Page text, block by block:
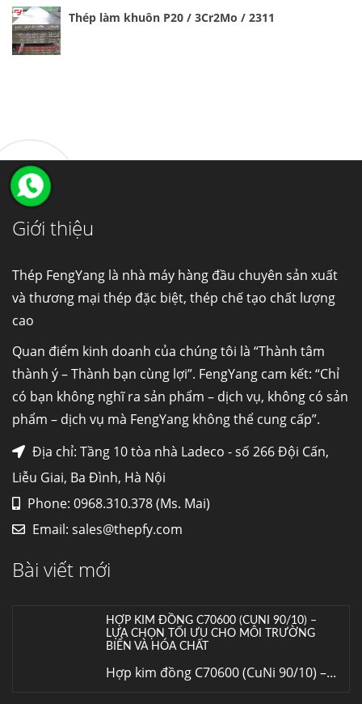
Thép làm khuôn P20 / 3Cr2Mo / 2311
Giới thiệu
Thép FengYang là nhà máy hàng đầu chuyên sản xuất
và thương mại thép đặc biệt, thép chế tạo chất lượng
cao
Quan điểm kinh doanh của chúng tôi là “Thành tâm
thành ý – Thành bạn cùng lợi”. FengYang cam kết: “Chỉ
có bạn không nghĩ ra sản phẩm – dịch vụ, không có sản
phẩm – dịch vụ mà FengYang không thể cung cấp”.
Địa chỉ: Tầng 10 tòa nhà Ladeco - số 266 Đội Cấn,
Liễu Giai, Ba Đình, Hà Nội
Phone: 0968.310.378 (Ms. Mai)
Email: sales@thepfy.com
Bài viết mới
Ống đúc kéo nguội là gì? Ống...
Fengyang là một trong những nhà
máy...
Hợp kim N06625 là gì? Giá hợp kim 625 mới
nhiệt,...
Mua inox ở đâu chất lượng giá tốt? Gọi ngay
Inox (thép không gỉ) là một trong...
HỢP KIM ĐỒNG C70600 (CUNI 90/10) –
LỰA CHỌN TỐI ƯU CHO MÔI TRƯỜNG
BIỂN VÀ HÓA CHẤT
Hợp kim đồng C70600 (CuNi 90/10) –...